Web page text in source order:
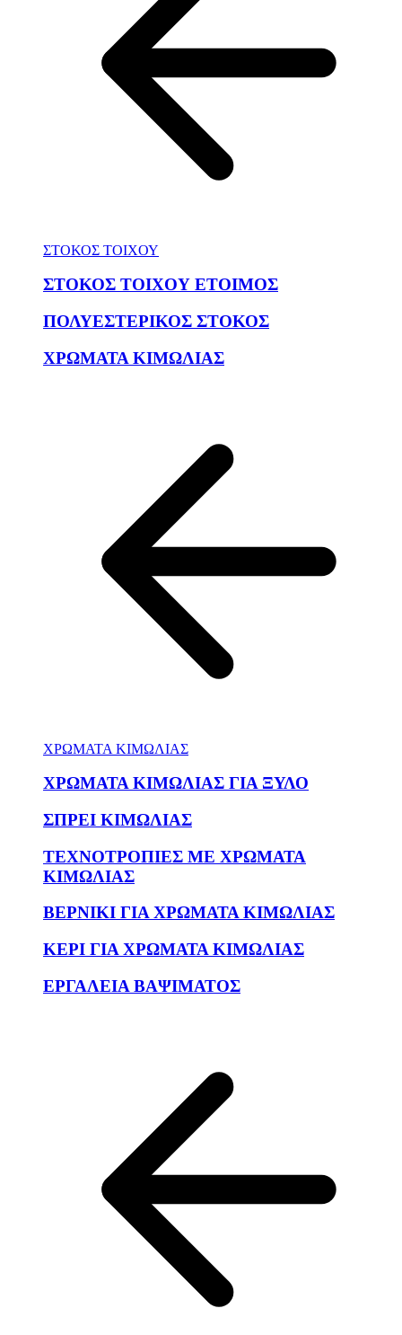
ΣΤΟΚΟΣ ΤΟΙΧΟΥ
ΣΤΟΚΟΣ ΤΟΙΧΟΥ ΕΤΟΙΜΟΣ
ΠΟΛΥΕΣΤΕΡΙΚΟΣ ΣΤΟΚΟΣ
ΧΡΩΜΑΤΑ ΚΙΜΩΛΙΑΣ
ΧΡΩΜΑΤΑ ΚΙΜΩΛΙΑΣ
ΧΡΩΜΑΤΑ ΚΙΜΩΛΙΑΣ ΓΙΑ ΞΥΛΟ
ΣΠΡΕΙ ΚΙΜΩΛΙΑΣ
ΤΕΧΝΟΤΡΟΠΙΕΣ ΜΕ ΧΡΩΜΑΤΑ
ΚΙΜΩΛΙΑΣ
ΒΕΡΝΙΚΙ ΓΙΑ ΧΡΩΜΑΤΑ ΚΙΜΩΛΙΑΣ
ΚΕΡΙ ΓΙΑ ΧΡΩΜΑΤΑ ΚΙΜΩΛΙΑΣ
ΕΡΓΑΛΕΙΑ ΒΑΨΙΜΑΤΟΣ